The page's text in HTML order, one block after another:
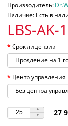
Производитель:
Наличие: Есть в
LBS-AK-
Срок лицензии
Центр управления
27